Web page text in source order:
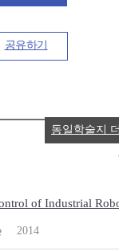
공유하기
of Industrial
2014
동일학술지